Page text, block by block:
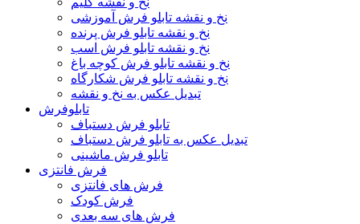
نخ و نقشه تابلو فرش آموزشی
نخ و نقشه تابلو فرش پرنده
نخ و نقشه تابلو فرش اسب
نخ و نقشه تابلو فرش کوچه باغ
نخ و نقشه تابلو فرش شکارگاه
تبدیل عکس به نخ و نقشه
تابلوفرش
تابلو فرش دستباف
تبدیل عکس به تابلو فرش دستباف
تابلو فرش ماشینی
فرش فانتزی
فرش های فانتزی
فرش کودک
فرش های سه بعدی